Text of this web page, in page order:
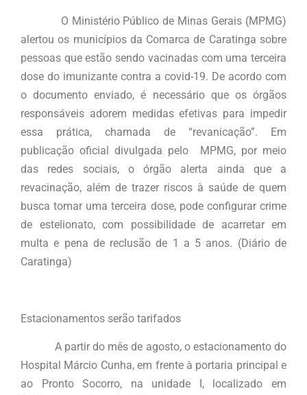
O Ministério Público de Minas Gerais (MPMG)
alertou os municípios da Comarca de Caratinga sobre
pessoas que estão sendo vacinadas com uma terceira
dose do imunizante contra a covid-19. De acordo com
o documento enviado, é necessário que os órgãos
responsáveis adorem medidas efetivas para impedir
essa prática, chamada de “revanicação”. Em
publicação oficial divulgada pelo MPMG, por meio
das redes sociais, o órgão alerta ainda que a
revacinação, além de trazer riscos à saúde de quem
busca tomar uma terceira dose, pode configurar crime
de estelionato, com possibilidade de acarretar em
multa e pena de reclusão de 1 a 5 anos. (Diário de
Caratinga)
Estacionamentos serão tarifados
A partir do mês de agosto, o estacionamento do
Hospital Márcio Cunha, em frente à portaria principal e
ao Pronto Socorro, na unidade I, localizado em